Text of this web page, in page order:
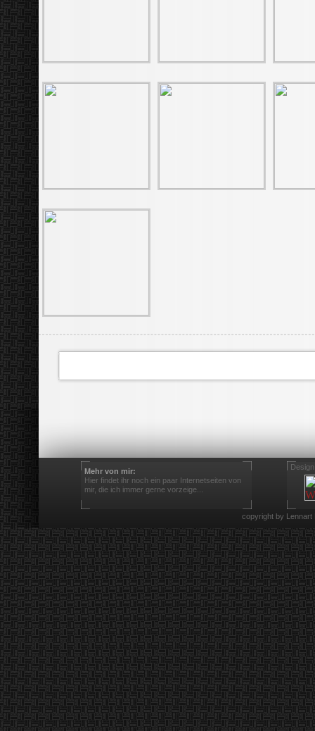
Mehr von mir:
Hier findet ihr noch ein paar Internetseiten von
mir, die ich immer gerne vorzeige...
copyright by